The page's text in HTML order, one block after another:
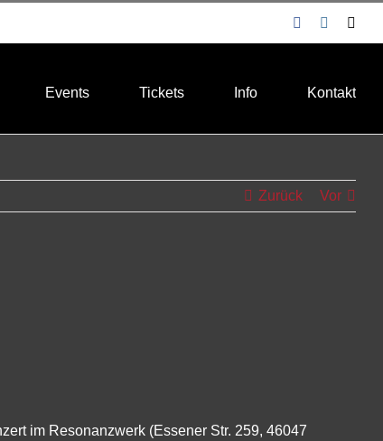
FacebookInstagram
Events Tickets Info Kontakt
Zurück Vor
im Resonanzwerk (Essener Str. 259, 46047